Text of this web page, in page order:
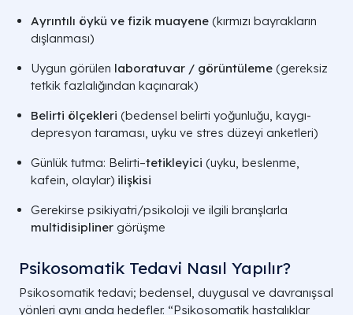
Ayrıntılı öykü ve fizik muayene (kırmızı bayrakların
dışlanması)
Uygun görülen laboratuvar / görüntüleme (gereksiz
tetkik fazlalığından kaçınarak)
Belirti ölçekleri (bedensel belirti yoğunluğu, kaygı-
depresyon taraması, uyku ve stres düzeyi anketleri)
Günlük tutma: Belirti–tetikleyici (uyku, beslenme,
kafein, olaylar) ilişkisi
Gerekirse psikiyatri/psikoloji ve ilgili branşlarla
multidisipliner görüşme
Psikosomatik Tedavi Nasıl Yapılır?
Psikosomatik tedavi; bedensel, duygusal ve davranışsal
yönleri aynı anda hedefler. “Psikosomatik hastalıklar